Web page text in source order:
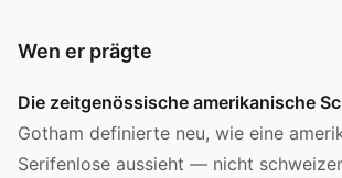
Wen er prägte
Die zeitgenössische amerikanische
Gotham definierte neu, wie eine
Serifenlose aussieht — nicht